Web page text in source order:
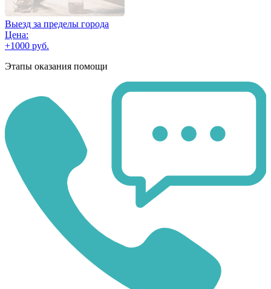
Выезд за пределы города
Цена:
+1000 руб.
Этапы оказания помощи